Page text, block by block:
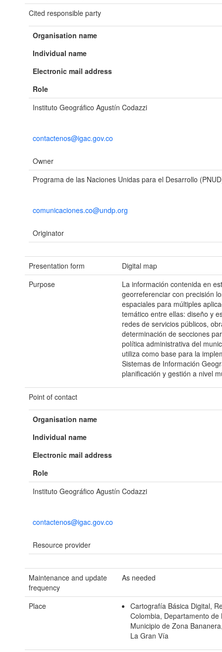
Cited responsible party
Organisation name
Individual name
Electronic mail address
Role
Instituto Geográfico Agustín Codazzi
contactenos@igac.gov.co
Owner
Programa de las Naciones Unidas para el Desarrollo
comunicaciones.co@undp.org
Originator
Presentation form
Digital map
Purpose
La información contenida en
georreferenciar con precisión
espaciales para múltiples
temático entre ellas: diseño y
redes de servicios públicos,
determinación de secciones
política administrativa del
utiliza como base para la
Sistemas de Información
planificación y gestión a nivel
Point of contact
Organisation name
Individual name
Electronic mail address
Role
Instituto Geográfico Agustín Codazzi
contactenos@igac.gov.co
Resource provider
Maintenance and update
frequency
As needed
Place
Cartografía Básica Digital,
Colombia, Departamento de
Municipio de Zona
La Gran Vía